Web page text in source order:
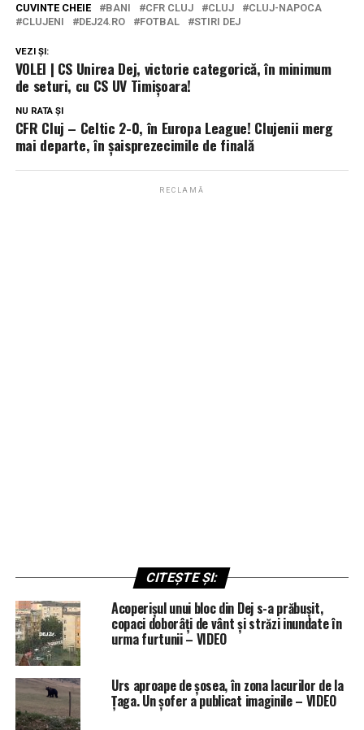
CUVINTE CHEIE BANI CFR CLUJ CLUJ
CLUJ-NAPOCA
CLUJENI
DEJ24.RO FOTBAL STIRI DEJ
VEZI ȘI:
VOLEI | CS Unirea Dej, victorie categorică, în minimum
de seturi, cu CS UV Timișoara!
NU RATA ȘI
CFR Cluj – Celtic 2-0, în Europa League! Clujenii merg
mai departe, în şaisprezecimile de finală
RECLAMĂ
CITEȘTE ȘI:
Acoperișul unui bloc din Dej s-a prăbușit,
copaci doborâți de vânt și străzi inundate în
urma furtunii – VIDEO
Urs aproape de șosea, în zona lacurilor de la
Țaga. Un șofer a publicat imaginile – VIDEO